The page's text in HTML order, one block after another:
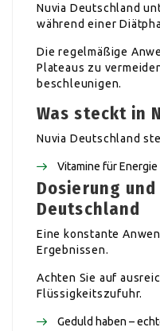
Nuvia Deutschland
während einer
Die regelmäßige
Plateaus zu
beschleunigen.
Was steckt in
Nuvia Deutschland
Vitamine für
Dosierung
Deutschland
Eine konstante
Ergebnissen.
Achten Sie auf
Flüssigkeitszufuhr.
Geduld haben –